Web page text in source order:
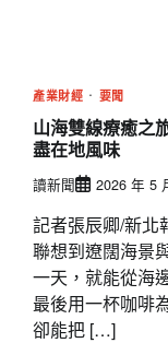
產業財經 要聞
山海雙線療癒之
盡在地風味
讀新聞 2026 年 5
記者張辰卿/新北
聯想到遼闊海景
一天，就能從海
最後用一杯咖啡
卻能把 […]